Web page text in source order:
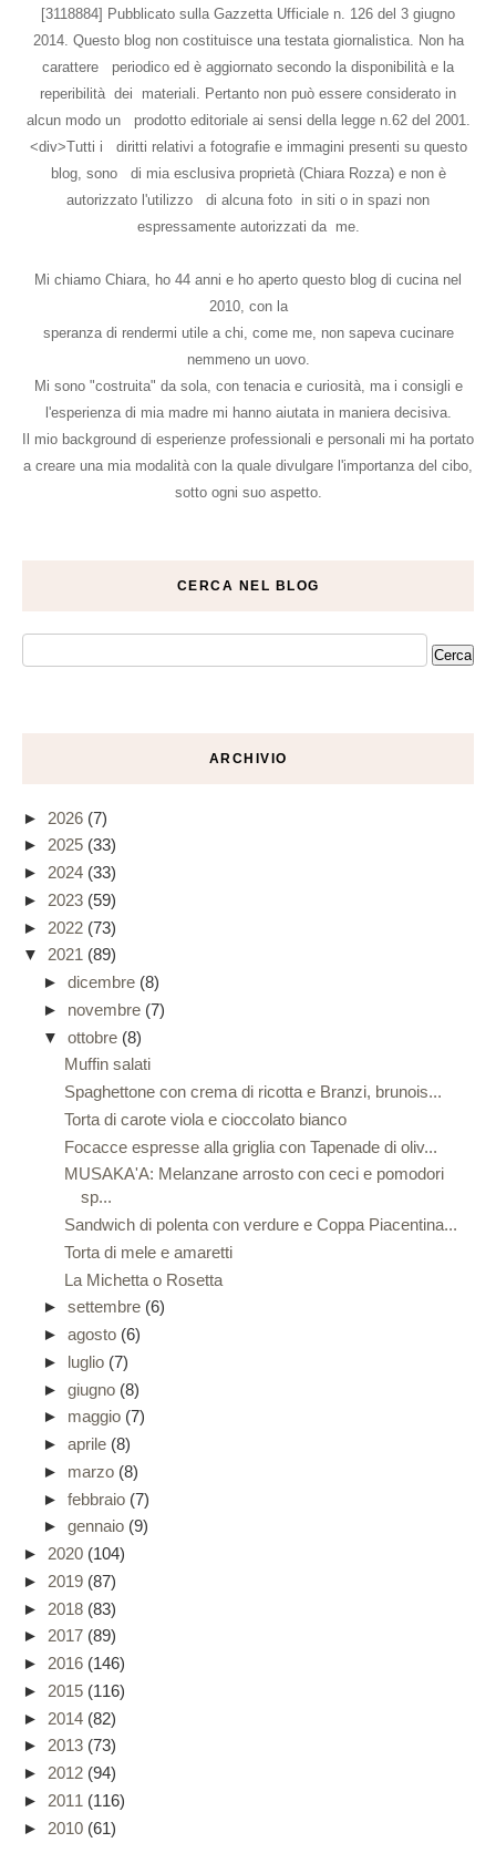
[3118884] Pubblicato sulla Gazzetta Ufficiale n. 126 del 3 giugno
2014. Questo blog non costituisce una testata giornalistica. Non ha
carattere periodico ed è aggiornato secondo la disponibilità e la
reperibilità dei materiali. Pertanto non può essere considerato in
alcun modo un prodotto editoriale ai sensi della legge n.62 del 2001.
<div>Tutti i diritti relativi a fotografie e immagini presenti su questo
blog, sono di mia esclusiva proprietà (Chiara Rozza) e non è
autorizzato l'utilizzo di alcuna foto in siti o in spazi non
espressamente autorizzati da me.
Mi chiamo Chiara, ho 44 anni e ho aperto questo blog di cucina nel
2010, con la
speranza di rendermi utile a chi, come me, non sapeva cucinare
nemmeno un uovo.
Mi sono "costruita" da sola, con tenacia e curiosità, ma i consigli e
l'esperienza di mia madre mi hanno aiutata in maniera decisiva.
Il mio background di esperienze professionali e personali mi ha portato
a creare una mia modalità con la quale divulgare l'importanza del cibo,
sotto ogni suo aspetto.
CERCA NEL BLOG
ARCHIVIO
► 2026 (7)
► 2025 (33)
► 2024 (33)
► 2023 (59)
► 2022 (73)
▼ 2021 (89)
► dicembre (8)
► novembre (7)
▼ ottobre (8)
Muffin salati
Spaghettone con crema di ricotta e Branzi, brunois...
Torta di carote viola e cioccolato bianco
Focacce espresse alla griglia con Tapenade di oliv...
MUSAKA'A: Melanzane arrosto con ceci e pomodori
sp...
Sandwich di polenta con verdure e Coppa Piacentina...
Torta di mele e amaretti
La Michetta o Rosetta
► settembre (6)
► agosto (6)
► luglio (7)
► giugno (8)
► maggio (7)
► aprile (8)
► marzo (8)
► febbraio (7)
► gennaio (9)
► 2020 (104)
► 2019 (87)
► 2018 (83)
► 2017 (89)
► 2016 (146)
► 2015 (116)
► 2014 (82)
► 2013 (73)
► 2012 (94)
► 2011 (116)
► 2010 (61)